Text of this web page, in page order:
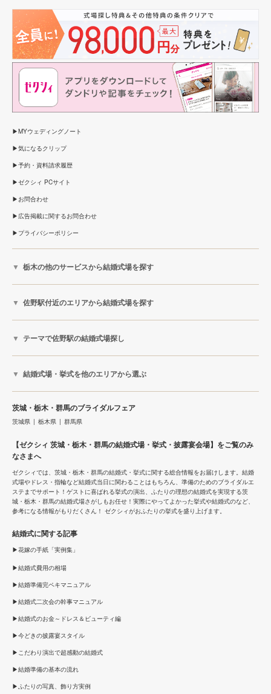
MYウェディングノート
気になるクリップ
予約・資料請求履歴
ゼクシィ PCサイト
お問合わせ
広告掲載に関するお問合わせ
プライバシーポリシー
栃木の他のサービスから結婚式場を探す
佐野駅付近のエリアから結婚式場を探す
テーマで佐野駅の結婚式場探し
結婚式場・挙式を他のエリアから選ぶ
茨城・栃木・群馬のブライダルフェア
茨城県 栃木県 群馬県
【ゼクシィ 茨城・栃木・群馬の結婚式場・挙式・披露宴会場】をご覧のみ
なさまへ
ゼクシィでは、茨城・栃木・群馬の結婚式・挙式に関する総合情報をお届けします。結婚
式場やドレス・指輪など結婚式当日に関わることはもちろん、準備のためのブライダルエ
ステまでサポート！ゲストに喜ばれる挙式の演出、ふたりの理想の結婚式を実現する茨
城・栃木・群馬の結婚式場さがしもお任せ！実際にやってよかった挙式や結婚式のなど、
参考になる情報がもりだくさん！ ゼクシィがおふたりの挙式を盛り上げます。
結婚式に関する記事
花嫁の手紙「実例集」
結婚式費用の相場
結婚準備完ペキマニュアル
結婚式二次会の幹事マニュアル
結婚式のお金～ドレス＆ビューティ編
今どきの披露宴スタイル
こだわり演出で超感動の結婚式
結婚準備の基本の流れ
ふたりの写真、飾り方実例